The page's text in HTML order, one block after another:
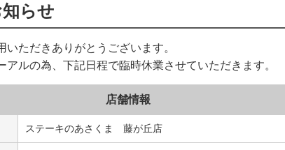
らせ
ただきありがとうございます。
ルの為、下記日程で臨時休業させていただきます。
店舗情報
ステーキのあさくま 藤が丘店